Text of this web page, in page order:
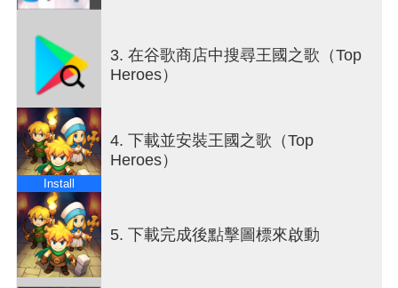
指揮軍隊參與恢弘戰役，運籌帷幄，用智慧贏得勝
與全球玩家結成強大同盟，共謀策略，一起征服世
界！
◆ 擴張屬於你的版圖
佔領資源、消滅敵人，成為屹立於世界之巔的統治
者！
現在，就讓你的冒險從這裡開始，書寫屬於你的王
者傳奇！
3. 在谷歌商店中搜尋王國之歌（Top
Heroes）
Install
4. 下載並安裝王國之歌（Top
Heroes）
5. 下載完成後點擊圖標來啟動